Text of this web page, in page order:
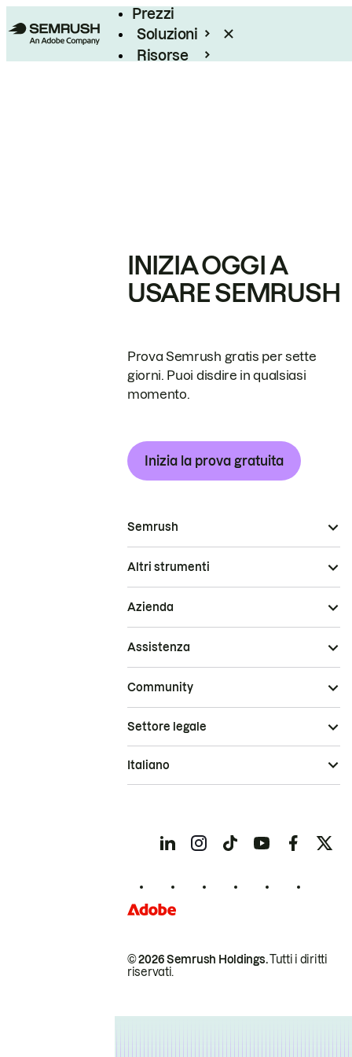
Prezzi
Soluzioni
Risorse
INIZIA OGGI A
USARE SEMRUSH
Prova Semrush gratis per sette
giorni. Puoi disdire in qualsiasi
momento.
Inizia la prova gratuita
Semrush
Altri strumenti
Azienda
Assistenza
Community
© 2026 Semrush Holdings.Tutti i diritti
riservati.
Settore legale
Italiano